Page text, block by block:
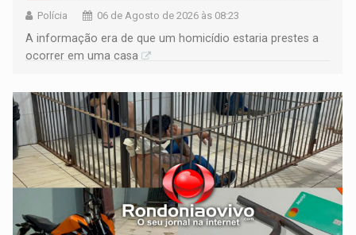
Polícia 06 de Agosto de 2026 às 08:23
A informação era de que um homicídio estaria prestes a
ocorrer em uma casa